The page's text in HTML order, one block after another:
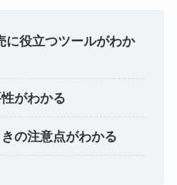
に役立つツールがわか
がわかる
の注意点がわかる